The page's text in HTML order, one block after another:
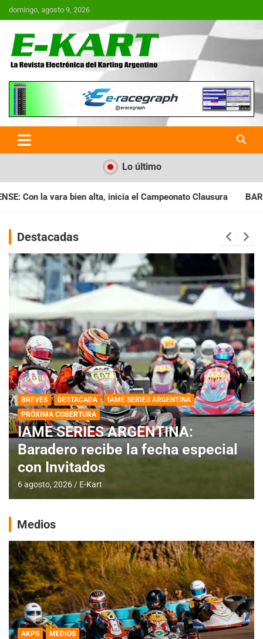
Saltar
al
domingo, agosto 9, 2026
E-Kart.com.ar | La Revista
Electrónica del Karting en
Argentina
Lo último
el Campeonato Clausura BARILOCHENSE: Preparan una
Destacadas
BREVES DESTACADA
IAME SERIES ARGENTINA
PRÓXIMA COBERTURA
IAME SERIES ARGENTINA:
Baradero recibe la fecha especial
con Invitados
6 agosto, 2026 E-Kart
Medios
AKPS MEDIOS